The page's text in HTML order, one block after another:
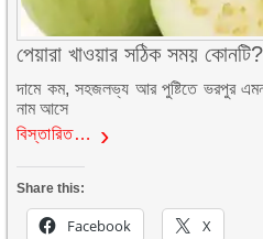
পেয়ারা খাওয়ার সঠিক সময় কোনটি?
দামে কম, সহজলভ্য আর পুষ্টিতে ভরপুর
নাম আসে
বিস্তারিত…
Share this:
Facebook X